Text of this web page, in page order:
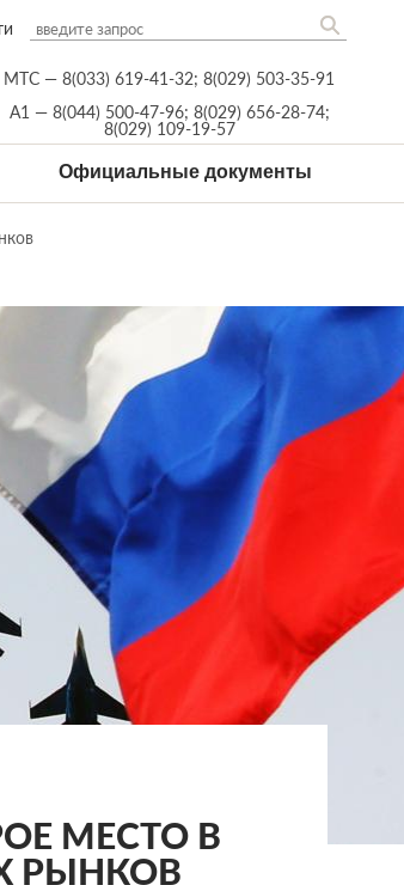
МТС —8(033) 619-41-32;8(029) 503-35-91
А1 — 8(044) 500-47-96; 8(029) 656-28-74;
8(029) 109-19-57
Официальные документы
МЕСТО В
РЫНКОВ